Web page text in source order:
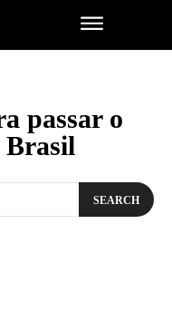
passar o
Brasil
SEARCH